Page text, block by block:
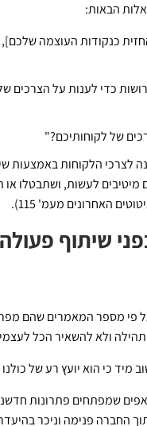
הבאות:
כנקודות העוצמה
כדי לענות על הצרכים
של לקוחותיכם?"
לצרכי הלקוחות באמצעות
לעשות, ושתבטלו
האחרונים מעמ' 115).
שיתוף פעולה
פי מספר המאמרים שהם
ולא להשאיר הכל
מיד כי הוא יועץ רע של
שמפתחים פתרונות
החברה פנימה וניכר